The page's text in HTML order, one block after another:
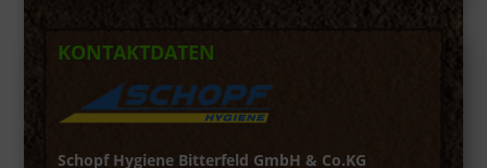
KONTAKTDATEN
Schopf Hygiene Bitterfeld GmbH & Co.KG